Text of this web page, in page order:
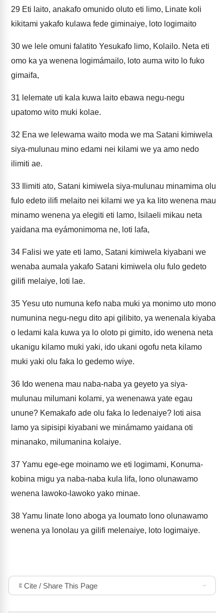
29 Eti laito, anakafo omunido oluto eti limo, Linate koli
kikitami yakafo kulawa fede giminaiye, loto logimaito
30 we lele omuni falatito Yesukafo limo, Kolailo. Neta eti
omo ka ya wenena logimámailo, loto auma wito lo fuko
gimaifa,
31 lelemate uti kala kuwa laito ebawa negu-negu
upatomo wito muki kolae.
32 Ena we lelewama waito moda we ma Satani kimiwela
siya-mulunau mino edami nei kilami we ya amo nedo
ilimiti ae.
33 Ilimiti ato, Satani kimiwela siya-mulunau minamima olu
fulo edeto ilifi melaito nei kilami we ya ka lito wenena mau
minamo wenena ya elegiti eti lamo, Isilaeli mikau neta
yaidana ma eyámonimoma ne, loti lafa,
34 Falisi we yate eti lamo, Satani kimiwela kiyabani we
wenaba aumala yakafo Satani kimiwela olu fulo gedeto
gilifi melaiye, loti lae.
35 Yesu uto numuna kefo naba muki ya monimo uto mono
numunina negu-negu dito api gilibito, ya wenenala kiyaba
o ledami kala kuwa ya lo oloto pi gimito, ido wenena neta
ukanigu kilamo muki yaki, ido ukani ogofu neta kilamo
muki yaki olu faka lo gedemo wiye.
36 Ido wenena mau naba-naba ya geyeto ya siya-
mulunau milumani kolami, ya wenenawa yate egau
unune? Kemakafo ade olu faka lo ledenaiye? loti aisa
lamo ya sipisipi kiyabani we minámamo yaidana oti
minanako, milumanina kolaiye.
37 Yamu ege-ege moinamo we eti logimami, Konuma-
kobina migu ya naba-naba kula lifa, lono olunawamo
wenena lawoko-lawoko yako minae.
38 Yamu linate lono aboga ya loumato lono olunawamo
wenena ya lonolau ya gilifi melenaiye, loto logimaiye.
Cite / Share This Page